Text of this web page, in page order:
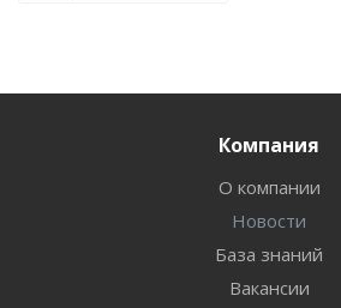
Компания
О компании
Новости
База знаний
Вакансии